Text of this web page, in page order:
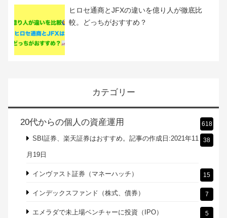
ヒロセ通商とJFXの違いを億り人が徹底比
較。どっちがおすすめ？
カテゴリー
20代からの個人の資産運用 618
SBI証券、楽天証券はおすすめ。記事の作成日:2021年11
月19日
38
インヴァスト証券（マネーハッチ） 15
インデックスファンド（株式、債券） 7
エメラダで未上場ベンチャーに投資（IPO） 5